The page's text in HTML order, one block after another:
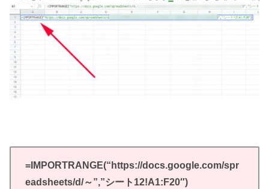
=IMPORTRANGE(“https://docs.google.com/spr
eadsheets/d/～”,”シート12!A1:F20″)